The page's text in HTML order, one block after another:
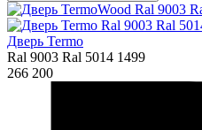
Дверь Termo
Ral 9003 Ral 5014 1499
266 200